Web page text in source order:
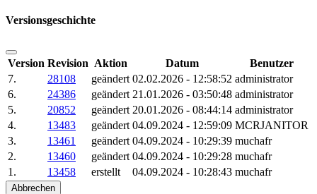
Versionsgeschichte
Version Revision Aktion Datum
Benutzer
7.
28108 geändert 02.02.2026 - 12:58:52 administrator
6.
24386 geändert 21.01.2026 - 03:50:48 administrator
5.
20852 geändert 20.01.2026 - 08:44:14 administrator
4.
13483 geändert 04.09.2024 - 12:59:09 MCRJANITOR
3.
13461 geändert 04.09.2024 - 10:29:39 muchafr
2.
13460 geändert 04.09.2024 - 10:29:28 muchafr
1.
13458 erstellt 04.09.2024 - 10:28:43 muchafr
Abbrechen